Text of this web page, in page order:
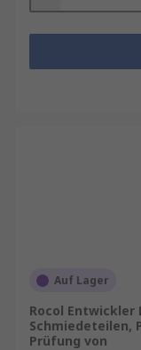
Auf Lager
Rocol Entwickler
Schmiedeteilen,
Prüfung von